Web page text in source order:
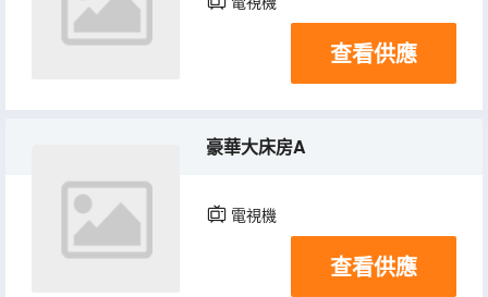
查看供應
豪華大床房A
電視機
查看供應